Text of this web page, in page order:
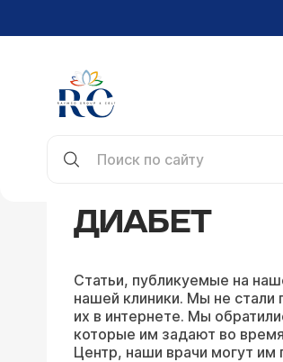
ДИАБЕТ
Статьи, публикуемые на
нашей клиники. Мы не стали
их в интернете. Мы
которые им задают во
Центр, наши врачи могут им